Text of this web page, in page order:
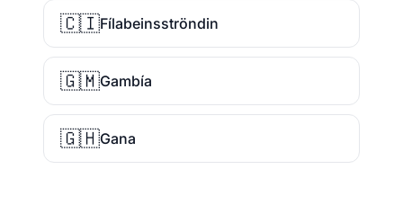
🇨🇮Fílabeinsströndin
🇬🇲Gambía
🇬🇭Gana